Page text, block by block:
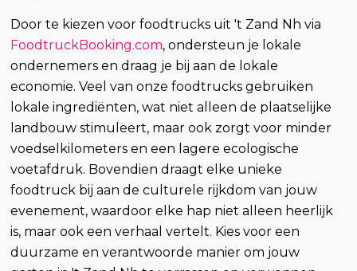
Door te kiezen voor foodtrucks uit 't Zand Nh via
FoodtruckBooking.com, ondersteun je lokale
ondernemers en draag je bij aan de lokale
economie. Veel van onze foodtrucks gebruiken
lokale ingrediënten, wat niet alleen de plaatselijke
landbouw stimuleert, maar ook zorgt voor minder
voedselkilometers en een lagere ecologische
voetafdruk. Bovendien draagt elke unieke
foodtruck bij aan de culturele rijkdom van jouw
evenement, waardoor elke hap niet alleen heerlijk
is, maar ook een verhaal vertelt. Kies voor een
duurzame en verantwoorde manier om jouw